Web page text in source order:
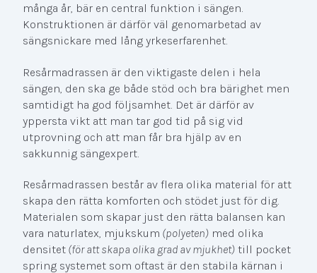
många år, bär en central funktion i sängen.
Konstruktionen är därför väl genomarbetad av
sängsnickare med lång yrkeserfarenhet.
Resårmadrassen är den viktigaste delen i hela
sängen, den ska ge både stöd och bra bärighet men
samtidigt ha god följsamhet. Det är därför av
yppersta vikt att man tar god tid på sig vid
utprovning och att man får bra hjälp av en
sakkunnig sängexpert.
Resårmadrassen består av flera olika material för att
skapa den rätta komforten och stödet just för dig.
Materialen som skapar just den rätta balansen kan
vara naturlatex, mjukskum (polyeten) med olika
densitet (för att skapa olika grad av mjukhet) till pocket
spring systemet som oftast är den stabila kärnan i